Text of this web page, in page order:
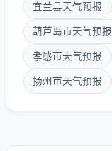
宜兰县天气预报
葫芦岛市天气预报
孝感市天气预报
扬州市天气预报